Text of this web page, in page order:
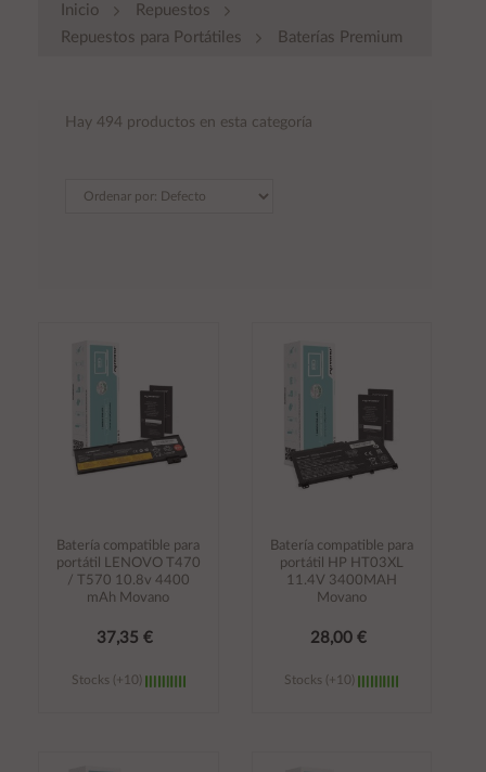
Inicio
Repuestos
Repuestos para Portátiles
Baterías Premium
Hay 494 productos en esta categoría
Batería compatible para
portátil LENOVO T470
/ T570 10.8v 4400
mAh Movano
37,35 €
Stocks (+10)
Batería compatible para
portátil HP HT03XL
11.4V 3400MAH
Movano
28,00 €
Stocks (+10)